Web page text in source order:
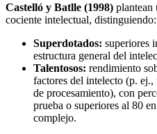
Castelló y Batlle (1998) plantean
cociente intelectual, distinguiendo:
Superdotados: superiores
estructura general del
Talentosos: rendimiento
factores del intelecto (p.
de procesamiento), con
prueba o superiores al 80
complejo.